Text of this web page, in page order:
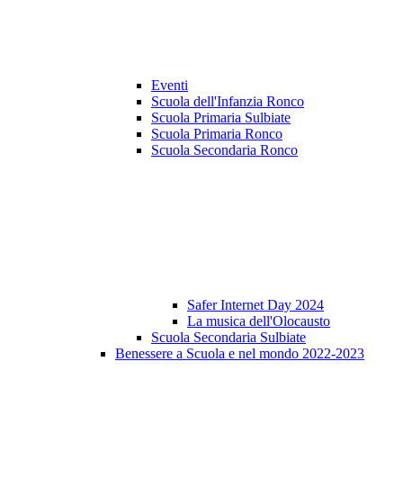
Eventi
Scuola dell'Infanzia Ronco
Scuola Primaria Sulbiate
Scuola Primaria Ronco
Scuola Secondaria Ronco
Safer Internet Day 2024
La musica dell'Olocausto
Scuola Secondaria Sulbiate
Benessere a Scuola e nel mondo 2022-2023